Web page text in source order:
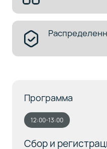
Программа
12:00-13:00
Сбор и